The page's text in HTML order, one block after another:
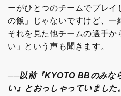
ーがひとつのチームでプレイ
の飯」じゃないですけど、一
それを見た他チームの選手
い」という声も聞きます。
──以前『KYOTO BBのみな
い』とおっしゃっていました。